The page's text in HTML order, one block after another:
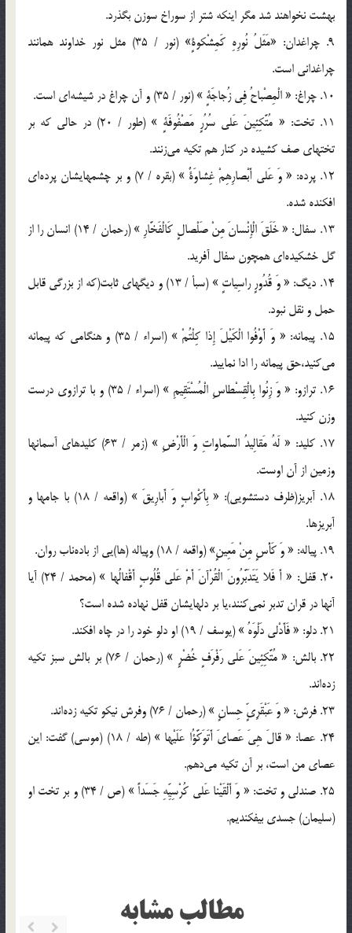
بهشت نخواهند شد مگر اينكه شتر از سوراخ سوزن بگذرد.
9. چراغدان: «مَثَلُ نُورِهِ كَمِشْكوةٍ» (نور / 35) مثل نور خداوند همانند
چراغداني است.
10. چراغ: « الْمِصْباحُ فِي زُجاجَةٍ » (نور / 35) و آن چراغ در شيشه‌اي است.
11. تخت: « مُتَّكِئِينَ عَلي سُرُرٍ مَصْفُوفَةٍ » (طور / 20) در حالي كه بر
تختهاي صف كشيده در كنار هم تكيه مي‌زنند.
12. پرده: « وَ عَلي أَبْصارِهِمْ غِشاوَةٌ » (بقره / 7) و بر چشمهايشان پرده‌اي
افكنده شده.
13. سفال: « خَلَقَ الْإِنْسانَ مِنْ صَلْصالٍ كَالْفَخَّارِ » (رحمان / 14) انسان را از
گل خشكيده‌اي همچون سفال آفريد.
14. ديگ: « وَ قُدُورٍ راسِياتٍ » (سبأ / 13) و ديگهاي ثابت(كه از بزرگي قابل
حمل و نقل نبود.
15. پيمانه: « وَ أَوْفُوا الْكَيْلَ إِذا كِلْتُمْ » (اسراء / 35) و هنگامي كه پيمانه
مي‌كنيد،حق پيمانه را ادا نماييد.
16. ترازو: « وَ زِنُوا بِالْقِسْطاسِ الْمُسْتَقِيمِ » (اسراء / 35) و با ترازوي درست
وزن كنيد.
17. كليد: « لَهُ مَقالِيدُ السَّماواتِ وَ الْأَرْضِ » (زمر / 63) كليدهاي آسمانها
وزمين از آن اوست.
18. آبريز(ظرف دستشويي): « بِأَكْوابٍ وَ أَبارِيقَ » (واقعه / 18) با جامها و
آبريزها.
19. پياله: « وَ كَأْسٍ مِنْ مَعِينٍ» (واقعه / 18) وپياله (ها)يي از باده‌ناب روان.
20. قفل: « أَ فَلا يَتَدَبَّرُونَ الْقُرْآنَ أَمْ عَلي قُلُوبٍ أَقْفالُها » (محمد / 24) آيا
آنها در قران تدبر نمي‌كنند،يا بر دلهايشان قفل نهاده شده است؟
21. دلو: « فَأَدْلي دَلْوَهُ » (يوسف / 19) او دلو خود را در چاه افكند.
22. بالش: « مُتَّكِئِينَ عَلي رَفْرَفٍ خُضْرٍ » (رحمان / 76) بر بالش سبز تكيه
زده‌اند.
23. فرش: « وَ عَبْقَرِيٍّ حِسانٍ » (رحمان / 76) وفرش نيكو تكيه زده‌اند.
24. عصا: « قالَ هِيَ عَصايَ أَتَوَكَّؤُا عَلَيْها » (طه / 18) (موسي) گفت: اين
عصاي من است، بر آن تكيه مي‌دهم.
25. صندلي و تخت: « وَ أَلْقَيْنا عَلي كُرْسِيِّهِ جَسَداً » (ص / 34) و بر تخت او
(سليمان) جسدي بيفكنديم.
مطالب مشابه